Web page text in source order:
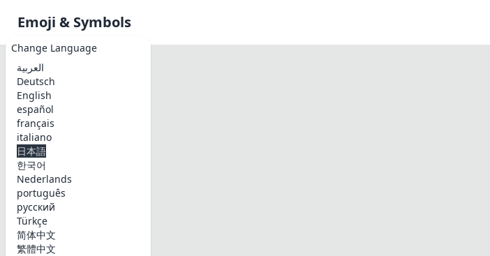
Change Language
العربية
Deutsch
English
español
français
italiano
日本語
한국어
Nederlands
português
русский
Türkçe
简体中文
繁體中文
Emoji & Symbols